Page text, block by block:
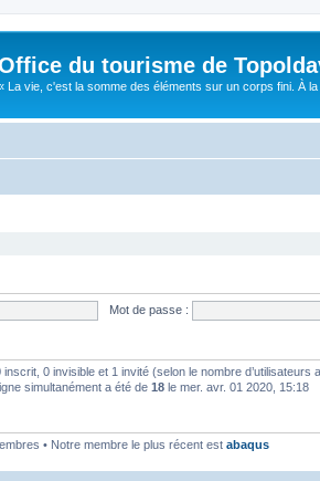
du tourisme de
La vie, c'est la somme des éléments sur un corps fini. À
Mot de passe :
inscrit, 0 invisible et 1 invité (selon le nombre d’utilisateurs
simultanément a été de 18 le mer. avr. 01 2020, 15:18
• Notre membre le plus récent est abaqus